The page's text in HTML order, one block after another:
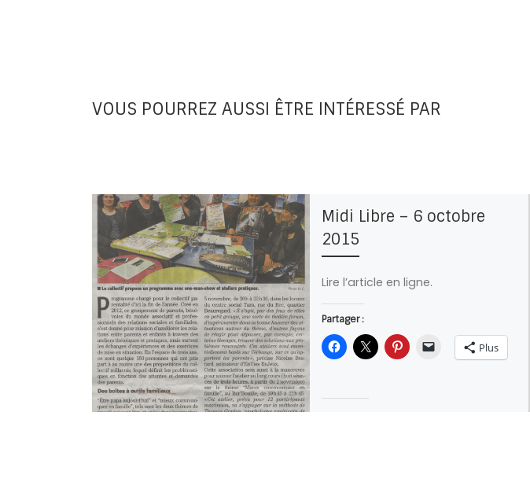
VOUS POURREZ AUSSI ÊTRE INTÉRESSÉ PAR
Midi Libre – 6 octobre
2015
Lire l’article en ligne.
Partager :
Plus